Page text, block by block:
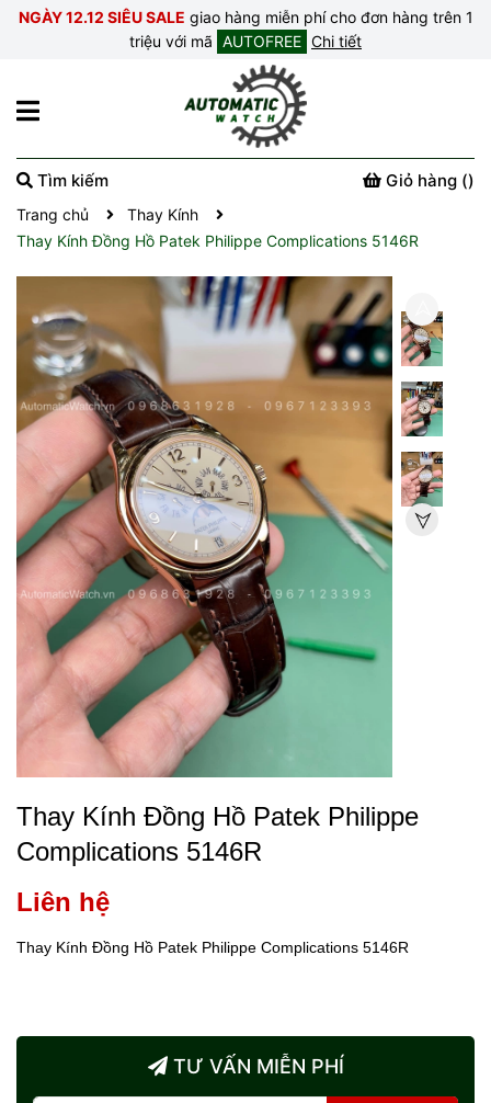
NGÀY 12.12 SIÊU SALE giao hàng miễn phí cho đơn hàng trên 1
triệu với mã AUTOFREE Chi tiết
Tìm kiếm Giỏ hàng ()
Trang chủ
Thay Kính
Thay Kính Đồng Hồ Patek Philippe Complications 5146R
Thay Kính Đồng Hồ Patek Philippe
Complications 5146R
Liên hệ
Thay Kính Đồng Hồ Patek Philippe Complications 5146R
TƯ VẤN MIỄN PHÍ